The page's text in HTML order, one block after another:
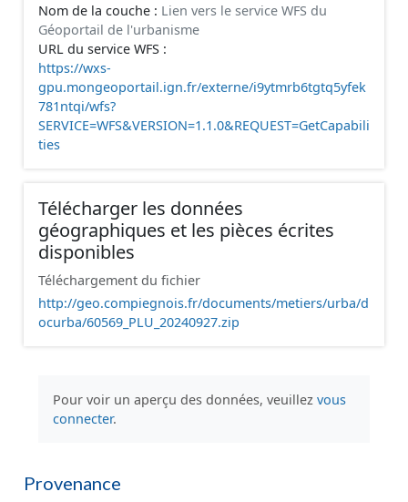
Nom de la couche : Lien vers le service WFS du
Géoportail de l'urbanisme
URL du service WFS :
https://wxs-
gpu.mongeoportail.ign.fr/externe/i9ytmrb6tgtq5yfek
781ntqi/wfs?
SERVICE=WFS&VERSION=1.1.0&REQUEST=GetCapabili
ties
Télécharger les données
géographiques et les pièces écrites
disponibles
Téléchargement du fichier
http://geo.compiegnois.fr/documents/metiers/urba/d
ocurba/60569_PLU_20240927.zip
Pour voir un aperçu des données, veuillez vous
connecter.
Provenance